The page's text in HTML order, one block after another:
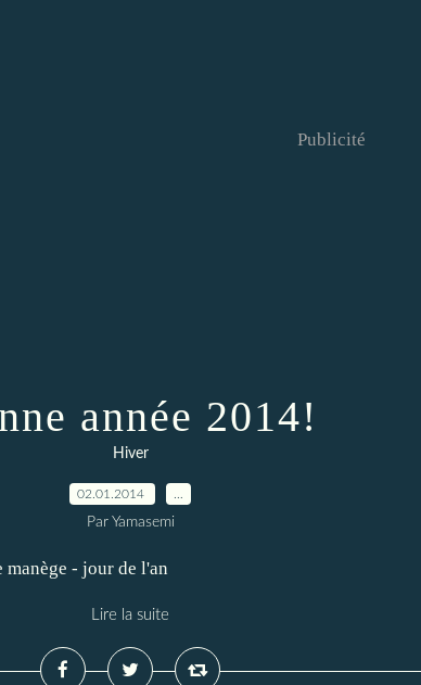
Publicité
année 2014!
Hiver
02.01.2014
Par Yamasemi
- jour de l'an
Lire la suite